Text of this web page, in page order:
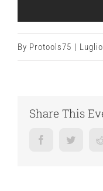
By Protools75 |
Share This
Facebook